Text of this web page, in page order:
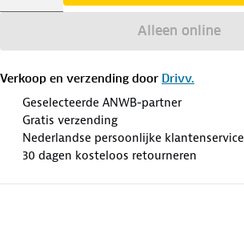
Alleen online
Verkoop en verzending door Drivv.
Geselecteerde ANWB-partner
Gratis verzending
Nederlandse persoonlijke klantenservice
30 dagen kosteloos retourneren